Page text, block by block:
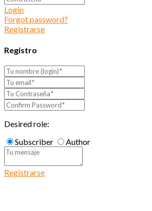
Login
Forgot password?
Registrarse
Registro
Desired role:
Subscriber
Author
Registrarse